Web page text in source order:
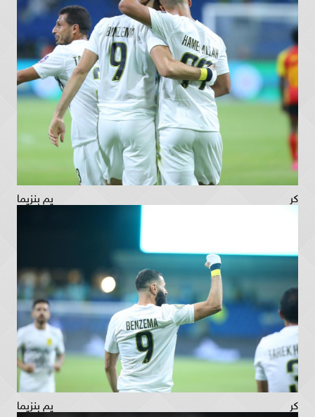
كريم بنزيما
كريم بنزيما